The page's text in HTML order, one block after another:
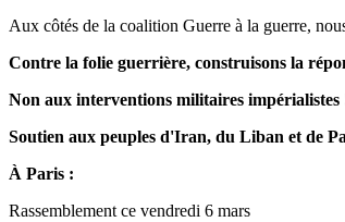
Aux côtés de la coalition Guerre à la guerre,
Contre la folie guerrière, construisons la
Non aux interventions militaires impérialistes
Soutien aux peuples d'Iran, du Liban et de
À Paris :
Rassemblement ce vendredi 6 mars